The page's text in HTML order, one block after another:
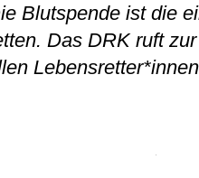
Blutspende ist die
Das DRK ruft